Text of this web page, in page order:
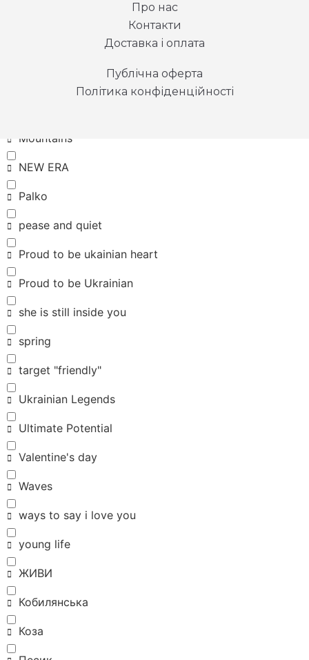
look mom I can fly
Mountains
NEW ERA
Palko
pease and quiet
Proud to be ukainian heart
Proud to be Ukrainian
she is still inside you
spring
target "friendly"
Ukrainian Legends
Ultimate Potential
Valentine's day
Waves
ways to say i love you
young life
ЖИВИ
Кобилянська
Коза
Про нас
Контакти
Доставка і оплата
Публічна оферта
Політика конфіденційності